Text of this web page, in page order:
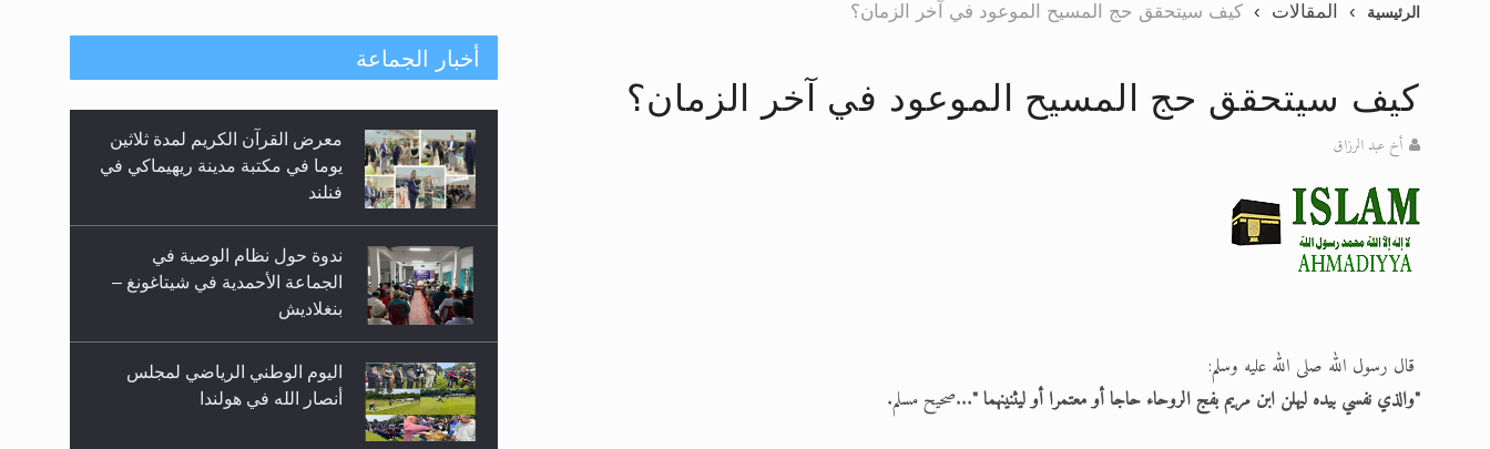
الحجّ.. دلالات، حِكم، وأهداف >> المزيد
تعميم هامّ لأفراد الجماعة >> المزيد
تعميم هامّ لأفراد الجماعة >> المزيد
إعلان هامّ بخصوص الرسائل المرسلة إلى حضرة امير المؤمنين أيده الله والمكتب العربي >> المزيد
للانتقال إلى كافة الردود على القمص زكريا يطرس وأعداء الإسلام اضغط هنا >> المزيد
اقرأ هذا الكتاب وتعرّف على حقيقة الإسراء والمعراج >> المزيد
الحجّ.. دلالات، حِكم، وأهداف >> المزيد
الرئيسية المقالات كيف سيتحقق حج المسيح الموعود في آخر الزمان؟
كيف سيتحقق حج المسيح الموعود في آخر الزمان؟
أخ عبد الرزاق
قال رسول الله صلى الله عليه وسلم:
"والذي نفسي بيده ليهلن ابن مريم بفج الروحاء حاجا أو معتمرا أو ليثنينهما "...صحيح مسلم.
أخبار الجماعة
معرض القرآن الكريم لمدة ثلاثين
يوما في مكتبة مدينة ريهيماكي في
فنلند
ندوة حول نظام الوصية في
الجماعة الأحمدية في شيتاغونغ –
بنغلاديش
اليوم الوطني الرياضي لمجلس
أنصار الله في هولندا